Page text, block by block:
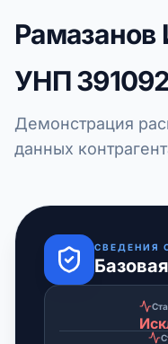
Рамазанов
УНП
Демонстрация
данных
СВЕДЕНИЯ